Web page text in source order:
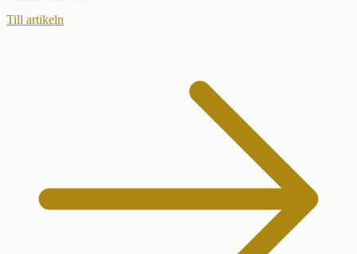
Till artikeln